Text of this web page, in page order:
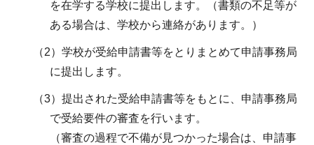
を在学する学校に提出します。（書類の不足等が
ある場合は、学校から連絡があります。）
（2）学校が受給申請書等をとりまとめて申請事務局
に提出します。
（3）提出された受給申請書等をもとに、申請事務局
で受給要件の審査を行います。
（審査の過程で不備が見つかった場合は、申請事